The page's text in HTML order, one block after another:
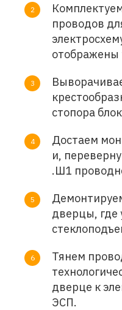
проводов
отображены
стопора
Достаем
и,
.Ш1
дверцы, где
Тянем
дверце к
ЭСП.